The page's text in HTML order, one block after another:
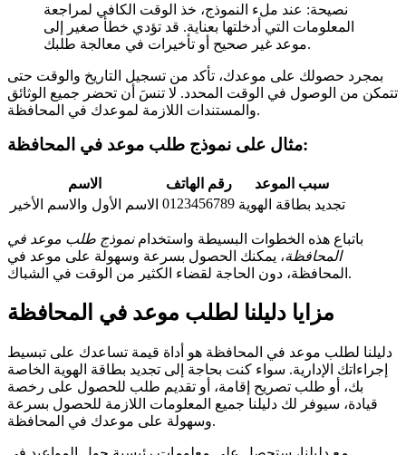
نصيحة: عند ملء النموذج، خذ الوقت الكافي لمراجعة
المعلومات التي أدخلتها بعناية. قد تؤدي خطأ صغير إلى
موعد غير صحيح أو تأخيرات في معالجة طلبك.
بمجرد حصولك على موعدك، تأكد من تسجيل التاريخ والوقت حتى
تتمكن من الوصول في الوقت المحدد. لا تنسَ أن تحضر جميع الوثائق
والمستندات اللازمة لموعدك في المحافظة.
مثال على نموذج طلب موعد في المحافظة:
الاسم رقم الهاتف
سبب الموعد
الاسم الأول والاسم الأخير 0123456789 تجديد بطاقة الهوية
باتباع هذه الخطوات البسيطة واستخدامنموذج طلب موعد في
المحافظة، يمكنك الحصول بسرعة وسهولة على موعد في
المحافظة، دون الحاجة لقضاء الكثير من الوقت في الشباك.
مزايا دليلنا لطلب موعد في المحافظة
دليلنا لطلب موعد في المحافظة هو أداة قيمة تساعدك على تبسيط
إجراءاتك الإدارية. سواء كنت بحاجة إلى تجديد بطاقة الهوية الخاصة
بك، أو طلب تصريح إقامة، أو تقديم طلب للحصول على رخصة
قيادة، سيوفر لك دليلنا جميع المعلومات اللازمة للحصول بسرعة
وسهولة على موعدك في المحافظة.